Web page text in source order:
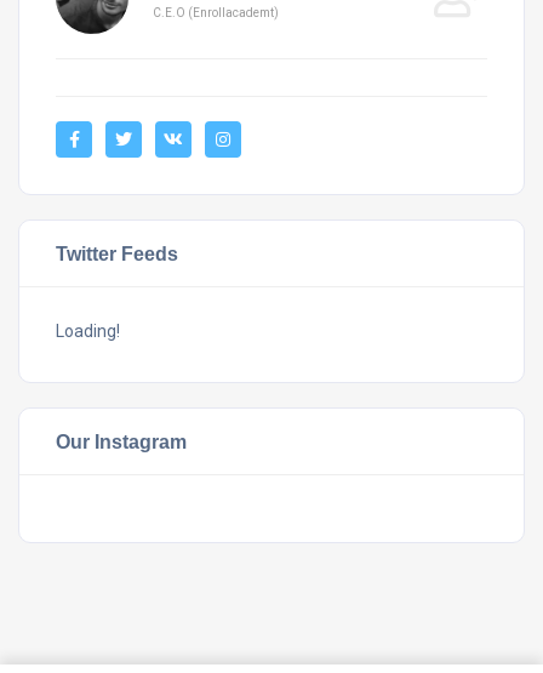
C.E.O (Enrollacademt)
Twitter Feeds
Loading!
Our Instagram